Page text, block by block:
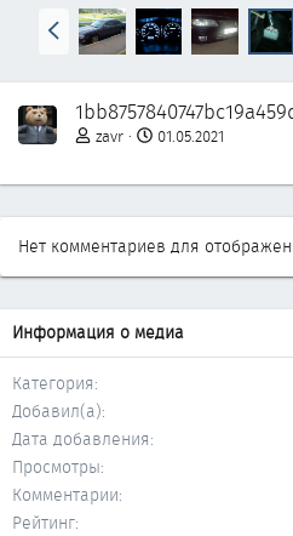
Н
а
а
д
zavr 01.05.2021
Нет комментариев для
Информация о медиа
Категория
Добавил(а)
Дата добавления
Просмотры
Комментарии
Рейтинг